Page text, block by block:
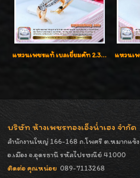
แหวนเพชรแท้ เบลเยี่ยมคัท 2.39 กะรัต น้ำ 98 F-Color/VVS ดีไซน์หน้ากว้างหรูเต็มนิ้ว
บริษัท ห้างเพชรทองเอ็งน่ำเฮง จำกัด
สำนักงานใหญ่ 166-168 ถ.โพศรี ต.หมากแข้ง
อ.เมือง จ.อุดรธานี รหัสไปรษณีย์ 41000
ติดต่อ คุณหน่อย 089-7113268